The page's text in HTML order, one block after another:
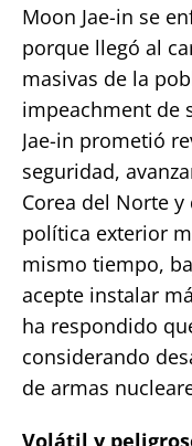
Moon Jae-in se
porque llegó al
masivas de la
impeachment de
Jae-in prometió
seguridad,
Corea del Norte
política exterior
mismo tiempo,
acepte instalar
ha respondido
considerando
de armas
Volátil y